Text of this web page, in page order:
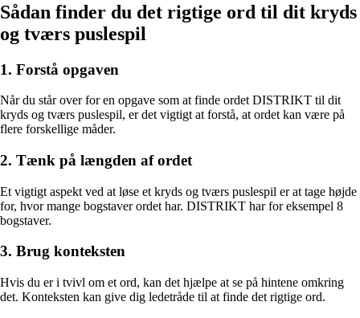
Sådan finder du det rigtige ord til dit kryds
og tværs puslespil
1. Forstå opgaven
Når du står over for en opgave som at finde ordet DISTRIKT til dit
kryds og tværs puslespil, er det vigtigt at forstå, at ordet kan være på
flere forskellige måder.
2. Tænk på længden af ordet
Et vigtigt aspekt ved at løse et kryds og tværs puslespil er at tage højde
for, hvor mange bogstaver ordet har. DISTRIKT har for eksempel 8
bogstaver.
3. Brug konteksten
Hvis du er i tvivl om et ord, kan det hjælpe at se på hintene omkring
det. Konteksten kan give dig ledetråde til at finde det rigtige ord.